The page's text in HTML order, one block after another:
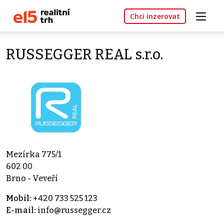
Chci inzerovat
RUSSEGGER REAL s.r.o.
Mezírka 775/1
602 00
Brno - Veveří
Mobil: +420 733 525 123
E-mail: info@russegger.cz